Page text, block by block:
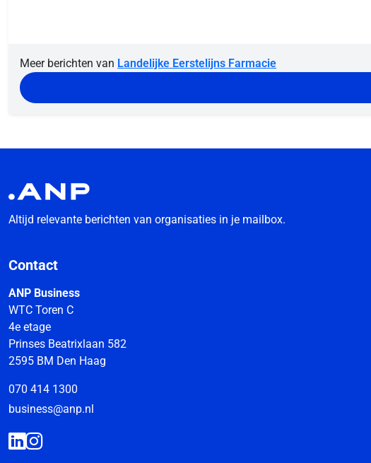
Meer berichten van Landelijke Eerstelijns Farmacie
Altijd relevante berichten van organisaties in je mailbox.
Contact
ANP Business
WTC Toren C
4e etage
Prinses Beatrixlaan 582
2595 BM Den Haag
070 414 1300
business@anp.nl